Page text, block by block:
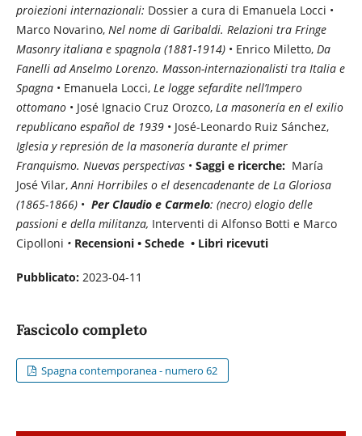
proiezioni internazionali: Dossier a cura di Emanuela Locci •
Marco Novarino, Nel nome di Garibaldi. Relazioni tra Fringe
Masonryitaliana e spagnola (1881-1914)• Enrico Miletto, Da
Fanelli ad Anselmo Lorenzo. Masson-internazionalisti tra Italia e
Spagna• Emanuela Locci, Le logge sefardite nell’Impero
ottomano • José Ignacio Cruz Orozco, La masonería en el exilio
republicano español de 1939 • José-Leonardo Ruiz Sánchez,
Iglesia y represión de la masonería durante el primer
Franquismo. Nuevas perspectivas • Saggi e ricerche: María
José Vilar,Anni Horribiles o el desencadenante de La Gloriosa
(1865-1866) • Per Claudio e Carmelo: (necro) elogio delle
passioni e della militanza, Interventi di Alfonso Botti e Marco
Cipolloni • Recensioni • Schede • Libri ricevuti
Pubblicato: 2023-04-11
Fascicolo completo
Spagna contemporanea - numero 62